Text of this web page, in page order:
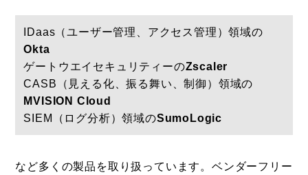
IDaas（ユーザー管理、アクセス管理）領域の
Okta
ゲートウエイセキュリティーのZscaler
CASB（見える化、振る舞い、制御）領域の
MVISION Cloud
SIEM（ログ分析）領域のSumoLogic
など多くの製品を取り扱っています。ベンダーフリー